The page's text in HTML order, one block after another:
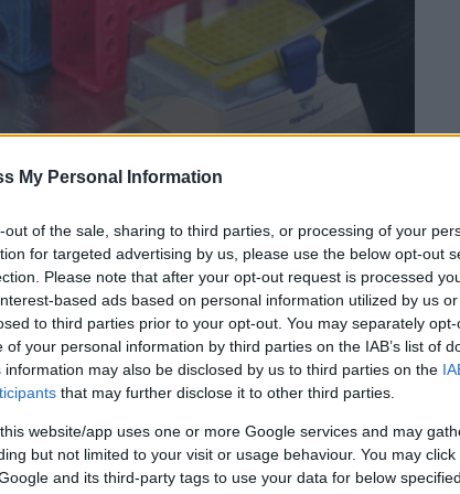
My Personal Information
out of the sale, sharing to third parties, or processing of your
for targeted advertising by us, please use the below opt-out
Please note that after your opt-out request is processed
based ads based on personal information utilized by us
to third parties prior to your opt-out. You may separately
of your personal information by third parties on the IAB’s list of
information may also be disclosed by us to third parties on the
that may further disclose it to other third parties.
website/app uses one or more Google services and may
but not limited to your visit or usage behaviour. You may
and its third-party tags to use your data for below
στη Google
δεκαετίες σεσουηδικόιατρικό
όταν έναςκαταψύκτηςπαρουσίασε
Χριστουγέννων.
που ψύχονταν με υγρό άζωτο, σε